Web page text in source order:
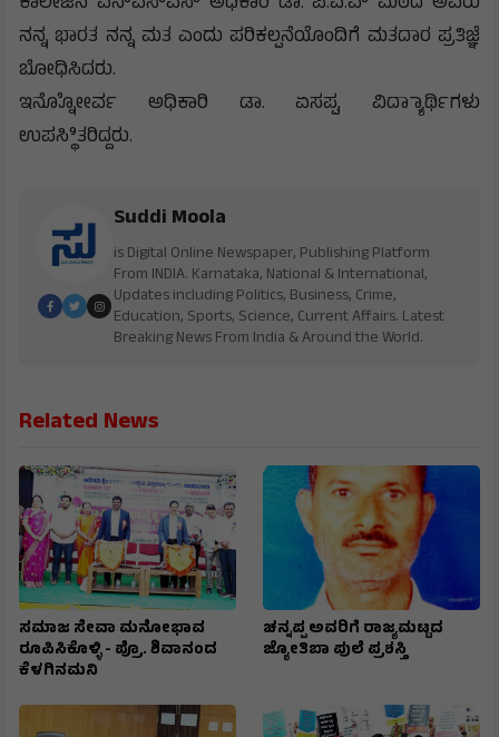
ನನ್ನ ಭಾರತ ನನ್ನ ಮತ ಎಂದು ಪರಿಕಲ್ಪನೆಯೊಂದಿಗೆ ಮತದಾರ ಪ್ರತಿಜ್ಞೆ
ಬೋಧಿಸಿದರು.
ಇನ್ನೋೋರ್ವ ಅಧಿಕಾರಿ ಡಾ. ಏಸಪ್ಪ, ವಿದ್ಯಾಾರ್ಥಿಗಳು
ಉಪಸ್ಥಿಿತರಿದ್ದರು.
Suddi Moola
is Digital Online Newspaper, Publishing Platform
From INDIA. Karnataka, National & International,
Updates including Politics, Business, Crime,
Education, Sports, Science, Current Affairs. Latest
Breaking News From India & Around the World.
Related News
ಸಮಾಜ ಸೇವಾ ಮನೋಭಾವ
ರೂಪಿಸಿಕೊಳ್ಳಿ - ಪ್ರೊ. ಶಿವಾನಂದ
ಕೆಳಗಿನಮನಿ
ಚನ್ನಪ್ಪ ಅವರಿಗೆ ರಾಜ್ಯಮಟ್ಟದ
ಜ್ಯೋತಿಬಾ ಪುಲೆ ಪ್ರಶಸ್ತಿ